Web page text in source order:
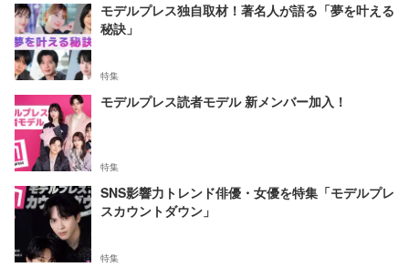
モデルプレス独自取材！著名人が語る「夢を叶える
秘訣」
特集
モデルプレス読者モデル 新メンバー加入！
特集
SNS影響力トレンド俳優・女優を特集「モデルプレ
スカウントダウン」
特集